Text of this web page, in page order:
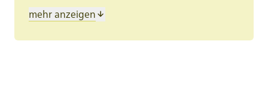
Teamfähigkeit, Offenheit und
mehr anzeigen